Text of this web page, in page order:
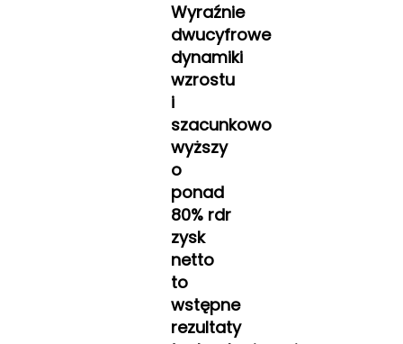
Wyraźnie
dwucyfrowe
dynamiki
wzrostu
i
szacunkowo
wyższy
o
ponad
80% rdr
zysk
netto
to
wstępne
rezultaty